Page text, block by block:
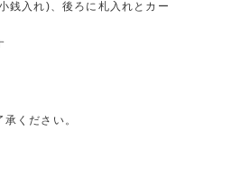
銭入れ)、後ろに札入れとカー
ください。